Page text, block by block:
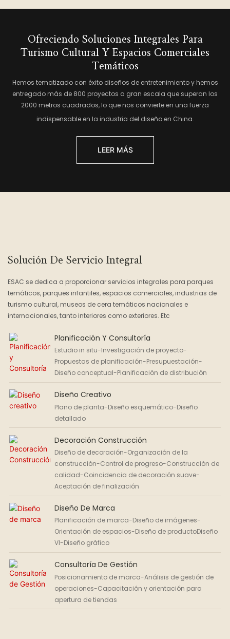
Ofreciendo Soluciones Integrales Para
Turismo Cultural Y Espacios Comerciales
Temáticos
Hemos tematizado con éxito diseños de entretenimiento y hemos
entregado más de 800 proyectos a gran escala que superan los
2000 metros cuadrados, lo que nos convierte en una fuerza
indispensable en la industria del diseño en China.
LEER MÁS
Solución De Servicio Integral
ESAC se dedica a proporcionar servicios integrales para parques
temáticos, parques infantiles, espacios comerciales, industrias de
turismo cultural, museos de cera temáticos nacionales e
internacionales, tanto interiores como exteriores. Etc
Planificación Y Consultoría
Estudio in situ-Investigación de proyecto-
Propuestas de planificación-Presupuestación-
Diseño conceptual-Planificación de distribución
Diseño Creativo
Plano de planta-Diseño esquemático-Diseño
detallado
Decoración Construcción
Diseño de decoración-Organización de la
construcción-Control de progreso-Construcción de
calidad-Coincidencia de decoración suave-
Aceptación de finalización
Diseño De Marca
Planificación de marca-Diseño de imágenes-
Orientación de espacios-Diseño de productoDiseño
Vl-Diseño gráfico
Consultoría De Gestión
Posicionamiento de marca-Análisis de gestión de
operaciones-Capacitación y orientación para
apertura de tiendas